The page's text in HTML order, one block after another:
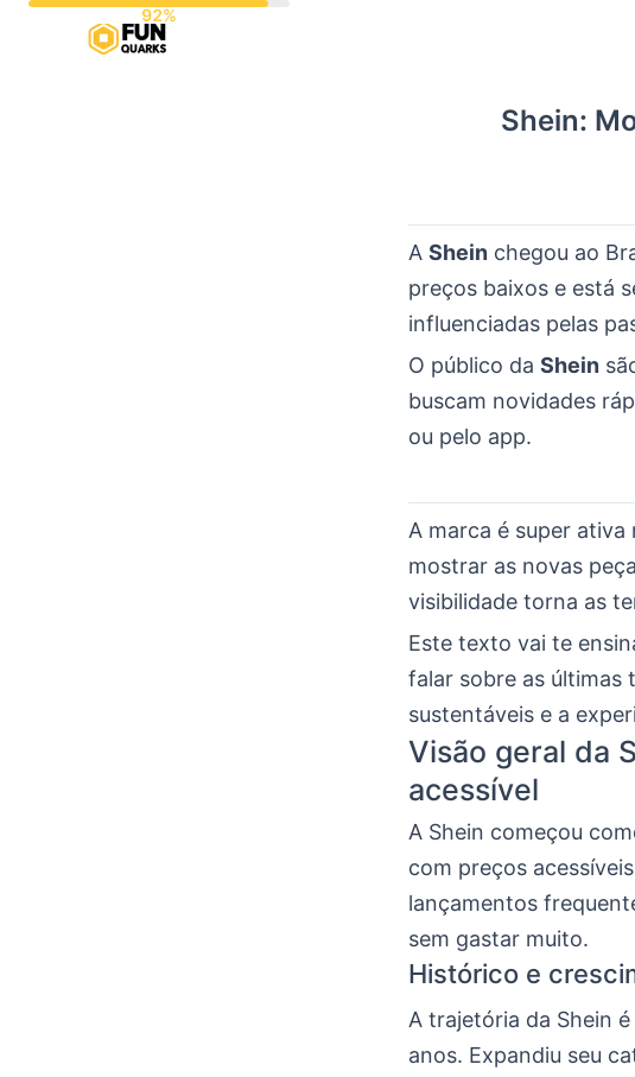
Shein:
A Shein chegou ao
preços baixos e está
influenciadas pelas
O público da Shein
buscam novidades
ou pelo app.
A marca é super ativa
mostrar as novas
visibilidade torna as
Este texto vai te
falar sobre as últimas
sustentáveis e a
Visão geral da
acessível
A Shein começou
com preços
lançamentos
sem gastar muito.
Histórico e
A trajetória da Shein
anos. Expandiu seu